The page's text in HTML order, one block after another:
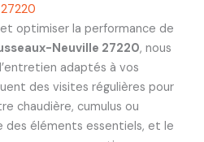
optimiser la performance de
Neuville 27220, nous
adaptés à vos
des visites régulières pour
chaudière, cumulus ou
éléments essentiels, et le